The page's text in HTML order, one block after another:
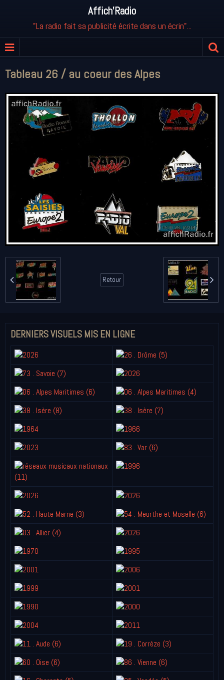
Affich'Radio
"La radio fait sa publicité écrite dans un écrin"...
Tableau 26 / au coeur des Alpes
Retour
DERNIERS VISUELS MIS EN LIGNE